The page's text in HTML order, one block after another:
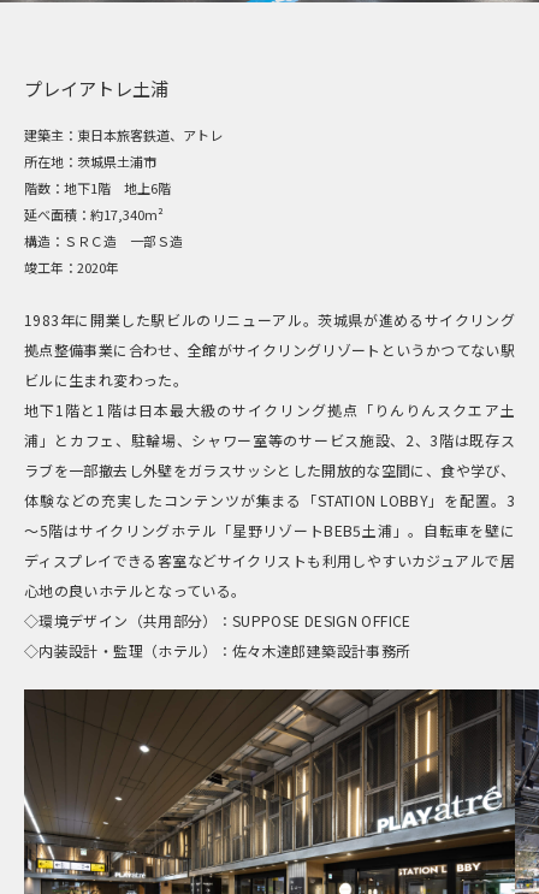
プレイアトレ土浦
建築主： 東日本旅客鉄道、アトレ
所在地： 茨城県土浦市
階数： 地下1階 地上6階
延べ面積： 約17,340m²
構造： ＳＲＣ造 一部Ｓ造
竣工年： 2020年
1983年に開業した駅ビルのリニューアル。茨城県が進めるサイクリング
拠点整備事業に合わせ、全館がサイクリングリゾートというかつてない駅
ビルに生まれ変わった。
地下1階と1階は日本最大級のサイクリング拠点「りんりんスクエア土
浦」とカフェ、駐輪場、シャワー室等のサービス施設、2、3階は既存ス
ラブを一部撤去し外壁をガラスサッシとした開放的な空間に、食や学び、
体験などの充実したコンテンツが集まる「STATION LOBBY」を配置。3
～5階はサイクリングホテル「星野リゾートBEB5土浦」。自転車を壁に
ディスプレイできる客室などサイクリストも利用しやすいカジュアルで居
心地の良いホテルとなっている。
◇環境デザイン（共用部分）：SUPPOSE DESIGN OFFICE
◇内装設計・監理（ホテル）：佐々木達郎建築設計事務所